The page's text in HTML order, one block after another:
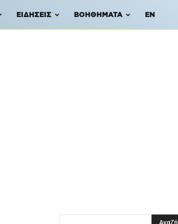
ΕΙΔΉΣΕΙΣ ΒΟΗΘΉΜΑΤΑ EN